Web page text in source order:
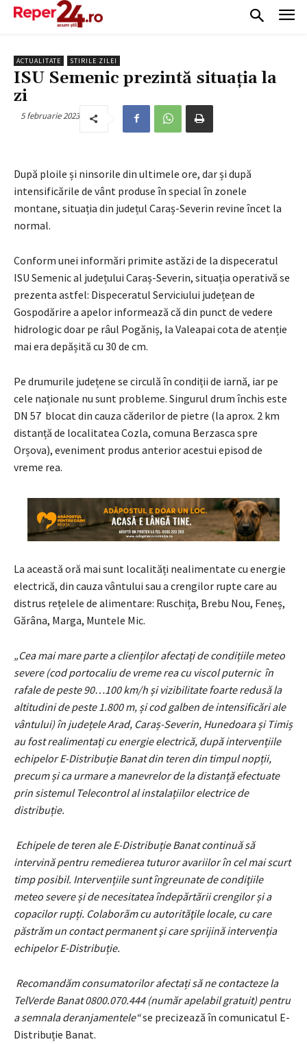
ACTUALITATE STIRILE ZILEI
ISU Semenic prezintă situația la
zi
5 februarie 2023
După ploile și ninsorile din ultimele ore, dar și după
intensificările de vânt produse în special în zonele
montane, situația din județul Caraș-Severin revine încet la
normal.
Conform unei informări primite astăzi de la dispeceratul
ISU Semenic al județului Caraș-Severin, situația operativă se
prezenta astfel: Dispeceratul Serviciului județean de
Gospodărire a apelor informează că din punct de vedere
hidrologic doar pe râul Pogăniș, la Valeapai cota de atenție
mai era depășită cu 30 de cm.
Pe drumurile județene se circulă în condiții de iarnă, iar pe
cele naționale nu sunt probleme. Singurul drum închis este
DN 57 blocat din cauza căderilor de pietre (la aprox. 2 km
distanță de localitatea Cozla, comuna Berzasca spre
Orșova), eveniment produs anterior acestui episod de
vreme rea.
La această oră mai sunt localități nealimentate cu energie
electrică, din cauza vântului sau a crengilor rupte care au
distrus rețelele de alimentare: Ruschița, Brebu Nou, Feneș,
Gărâna, Marga, Muntele Mic.
„Cea mai mare parte a clienților afectați de condițiile meteo
severe (cod portocaliu de vreme rea cu viscol puternic în
rafale de peste 90…100 km/h și vizibilitate foarte redusă la
altitudini de peste 1.800 m, și cod galben de intensificări ale
vântului) în județele Arad, Caraș-Severin, Hunedoara și Timiș
au fost realimentați cu energie electrică, după intervențiile
echipelor E-Distribuție Banat din teren din timpul nopții,
precum și ca urmare a manevrelor de la distanță efectuate
prin sistemul Telecontrol al instalațiilor electrice de
distribuție.
Echipele de teren ale E-Distribuție Banat continuă să
intervină pentru remedierea tuturor avariilor în cel mai scurt
timp posibil. Intervențiile sunt îngreunate de condiţiile
meteo severe și de necesitatea îndepărtării crengilor și a
copacilor rupți. Colaborăm cu autorităţile locale, cu care
păstrăm un contact permanent şi care sprijină intervenţia
echipelor E-Distribuție.
Recomandăm consumatorilor afectați să ne contacteze la
TelVerde Banat 0800.070.444 (număr apelabil gratuit) pentru
a semnala deranjamentele“se precizează în comunicatul E-
Distribuție Banat.